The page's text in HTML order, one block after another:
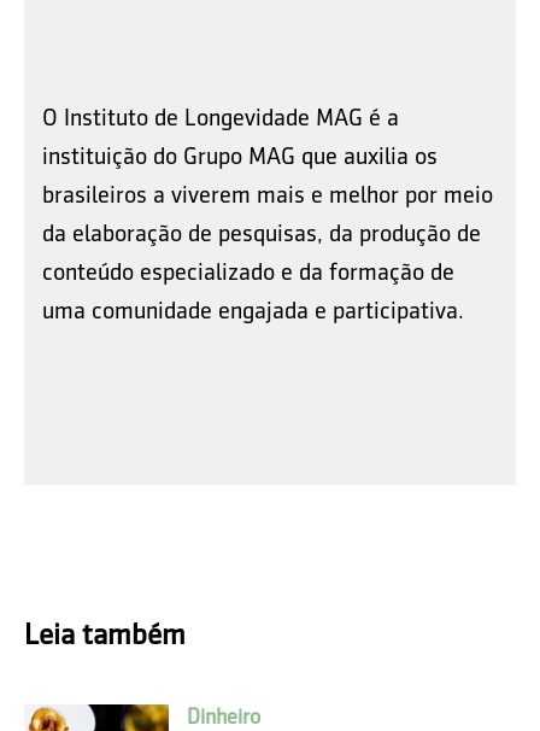
O Instituto de Longevidade MAG é a
instituição do Grupo MAG que auxilia os
brasileiros a viverem mais e melhor por meio
da elaboração de pesquisas, da produção de
conteúdo especializado e da formação de
uma comunidade engajada e participativa.
Leia também
Dinheiro